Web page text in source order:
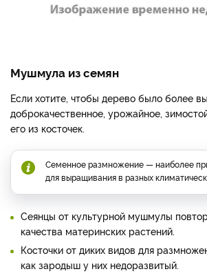
Мушмула из семян
Если хотите, чтобы дерево было более
доброкачественное, урожайное,
его из косточек.
Семенное размножение — наиболее
для выращивания в разных
Сеянцы от культурной мушмулы
качества материнских растений.
Косточки от диких видов для
как зародыш у них недоразвитый.